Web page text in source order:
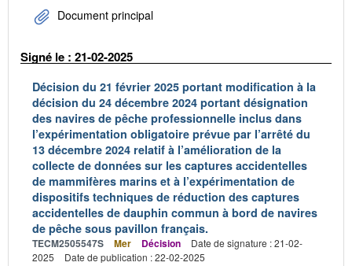
Document principal
Signé le : 21-02-2025
Décision du 21 février 2025 portant modification à la
décision du 24 décembre 2024 portant désignation
des navires de pêche professionnelle inclus dans
l’expérimentation obligatoire prévue par l’arrêté du
13 décembre 2024 relatif à l’amélioration de la
collecte de données sur les captures accidentelles
de mammifères marins et à l’expérimentation de
dispositifs techniques de réduction des captures
accidentelles de dauphin commun à bord de navires
de pêche sous pavillon français.
TECM2505547S Mer Décision
Date de signature : 21-02-
2025
Date de publication : 22-02-2025